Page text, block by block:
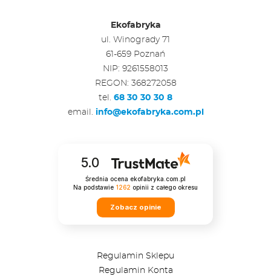
Ekofabryka
ul. Winogrady 71
61-659 Poznań
NIP: 9261558013
REGON: 368272058
tel. 68 30 30 30 8
email. info@ekofabryka.com.pl
5.0
Średnia ocena ekofabryka.com.pl
Na podstawie 1262 opinii z całego okresu
Zobacz opinie
Regulamin Sklepu
Regulamin Konta